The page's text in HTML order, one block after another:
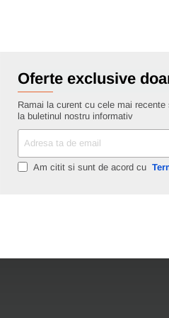
Oferte exclusive
Ramai la curent cu cele mai
la buletinul nostru informativ
ta
de
email
Am citit si sunt de acord cu